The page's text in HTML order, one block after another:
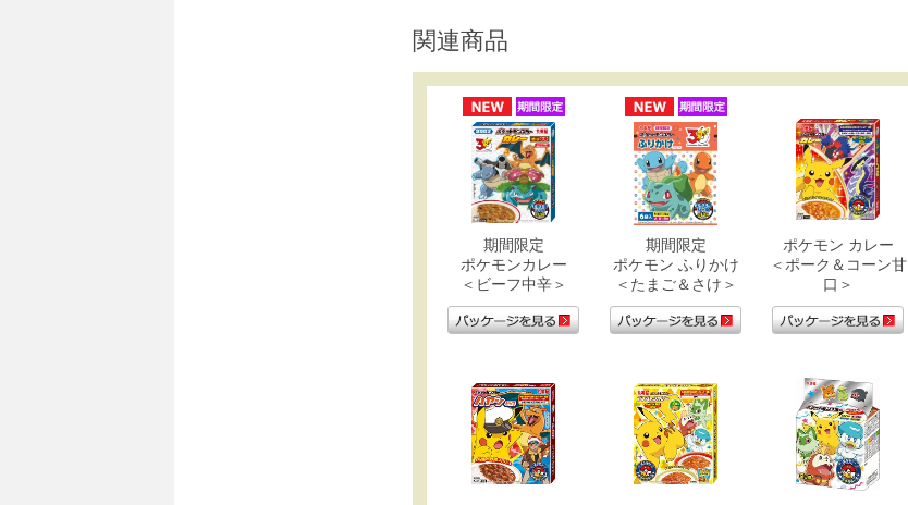
関連商品
期間限定
ポケモンカレー
＜ビーフ中辛＞
期間限定
ポケモン ふりかけ
＜たまご＆さけ＞
ポケモン カレー
＜ポーク＆コーン甘
口＞